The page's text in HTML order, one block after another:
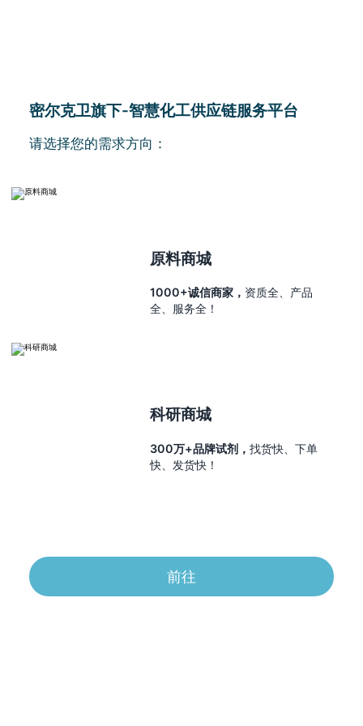
密尔克卫旗下-智慧化工供应链服务平台
请选择您的需求方向：
原料商城
1000+诚信商家， 资质全、产品
全、服务全！
科研商城
300万+品牌试剂，找货快、下单
快、发货快！
前往